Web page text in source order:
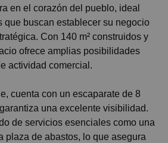
en el corazón del pueblo, ideal
que buscan establecer su negocio
Con 140 m² construidos y
ofrece amplias posibilidades
actividad comercial.
cuenta con un escaparate de 8
una excelente visibilidad.
de servicios esenciales como una
plaza de abastos, lo que asegura